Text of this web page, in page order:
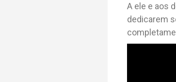
A ele e aos
dedicarem